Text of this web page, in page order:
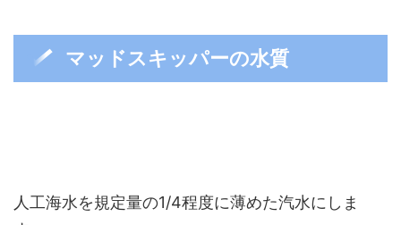
マッドスキッパーの水質
人工海水を規定量の1/4程度に薄めた汽水にしま